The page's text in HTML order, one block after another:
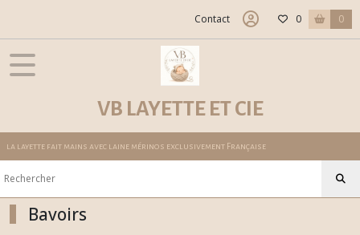
Contact 0 0
VB LAYETTE ET CIE
la layette fait mains avec laine mérinos exclusivement Française
Bavoirs
FILTRES
Bavoirs
Afficher
les